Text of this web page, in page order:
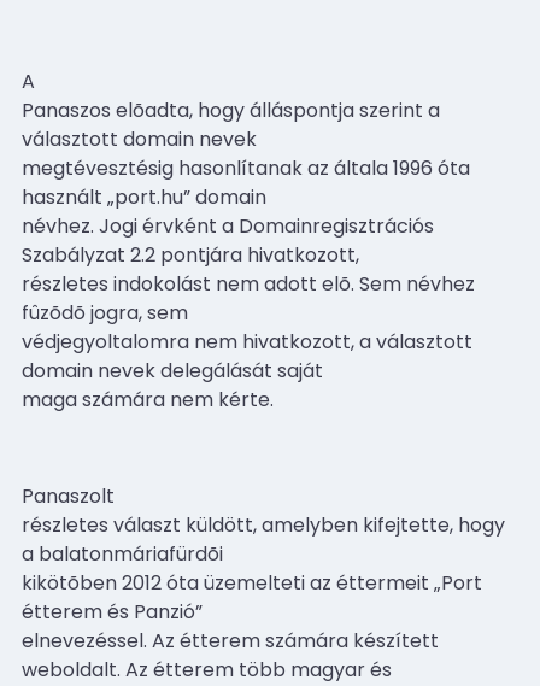
A
Panaszos elõadta, hogy álláspontja szerint a
választott domain nevek
megtévesztésig hasonlítanak az általa 1996 óta
használt „port.hu” domain
névhez. Jogi érvként a Domainregisztrációs
Szabályzat 2.2 pontjára hivatkozott,
részletes indokolást nem adott elõ. Sem névhez
fûzõdõ jogra, sem
védjegyoltalomra nem hivatkozott, a választott
domain nevek delegálását saját
maga számára nem kérte.
Panaszolt
részletes választ küldött, amelyben kifejtette, hogy
a balatonmáriafürdõi
kikötõben 2012 óta üzemelteti az éttermeit „Port
étterem és Panzió”
elnevezéssel. Az étterem számára készített
weboldalt. Az étterem több magyar és